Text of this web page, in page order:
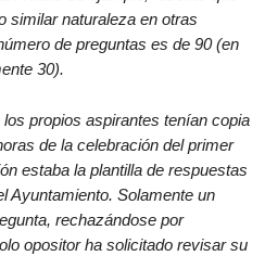
similar naturaleza en otras
de preguntas es de 90 (en
30).
propios aspirantes tenían copia
de la celebración del primer
estaba la plantilla de respuestas
Ayuntamiento. Solamente un
rechazándose por
opositor ha solicitado revisar su